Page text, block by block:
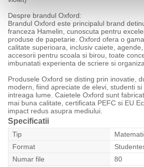
Despre brandul Oxford:
Brandul Oxford este principalul brand
franceza Hamelin, cunoscuta pentru
produse de papetarie. Oxford ofera o
calitate superioara, inclusiv caiete,
accesorii pentru scoala si birou, toate
imbunatati experienta de scriere si
Produsele Oxford se disting prin inovatie,
modern, fiind apreciate de elevi, studenti
intreaga lume. Caietele Oxford sunt
mai buna calitate, certificata PEFC si EU
impact redus asupra mediului.
Specificatii
Tip
Format
Numar file
80